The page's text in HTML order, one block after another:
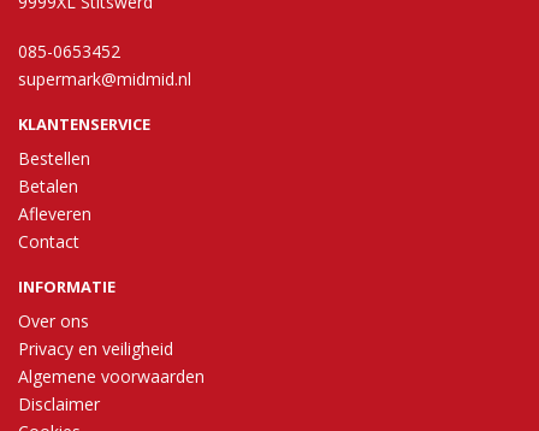
085-0653452
supermark@midmid.nl
KLANTENSERVICE
Bestellen
Betalen
Afleveren
Contact
INFORMATIE
Over ons
Privacy en veiligheid
Algemene voorwaarden
Disclaimer